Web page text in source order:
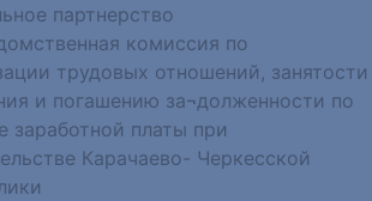
партнерство
комиссия по
трудовых отношений, занятости
и погашению за¬долженности по
заработной платы при
Карачаево- Черкесской